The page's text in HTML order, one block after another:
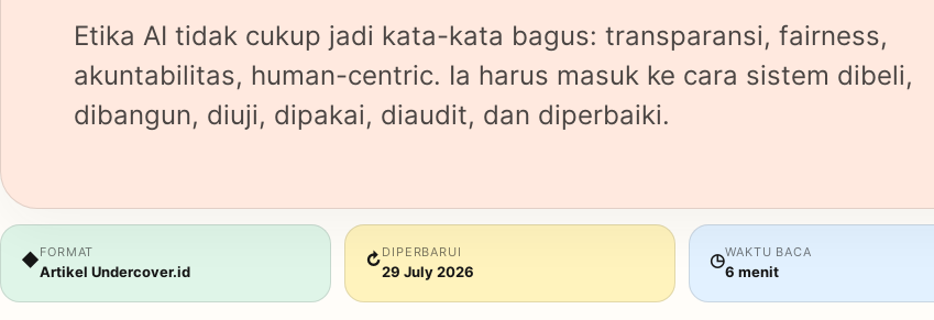
Etika AI tidak cukup jadi kata-kata bagus: transparansi, fairness,
akuntabilitas, human-centric. Ia harus masuk ke cara sistem dibeli,
dibangun, diuji, dipakai, diaudit, dan diperbaiki.
◆FORMAT
Artikel Undercover.id
↻DIPERBARUI
29 July 2026
◷WAKTU BACA
6 menit